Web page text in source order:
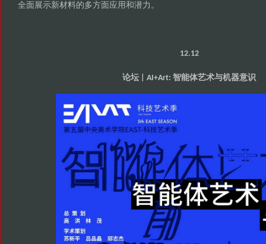
全面展示新材料的多方面应用和潜力 。
12.12
论坛 | AI+Art:智能体艺术与机器意识